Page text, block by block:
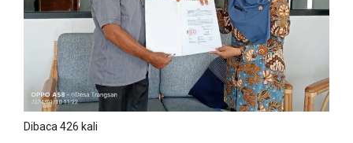
Dibaca 426 kali